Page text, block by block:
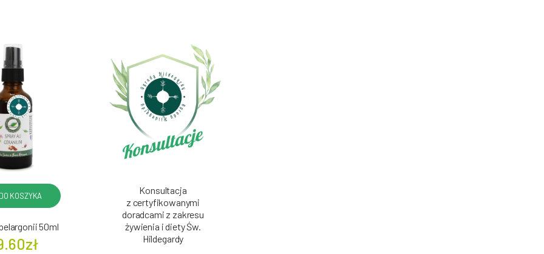
KOSZYKA
50ml
Konsultacja
z certyfikowanymi
doradcami z zakresu
żywienia i diety Św.
Hildegardy